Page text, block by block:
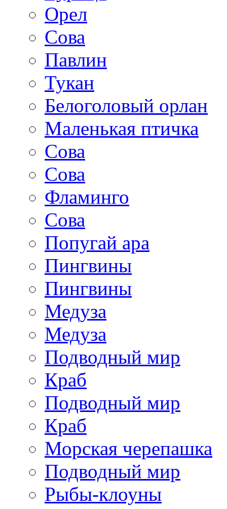
Орел
Сова
Павлин
Тукан
Белоголовый орлан
Маленькая птичка
Сова
Сова
Фламинго
Сова
Попугай ара
Пингвины
Пингвины
Медуза
Медуза
Подводный мир
Краб
Подводный мир
Краб
Морская черепашка
Подводный мир
Рыбы-клоуны